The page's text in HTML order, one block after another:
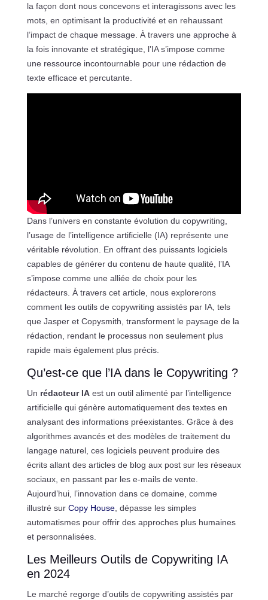
la façon dont nous concevons et interagissons avec les
mots, en optimisant la productivité et en rehaussant
l’impact de chaque message. À travers une approche à
la fois innovante et stratégique, l’IA s’impose comme
une ressource incontournable pour une rédaction de
texte efficace et percutante.
Dans l’univers en constante évolution du copywriting,
l’usage de l’intelligence artificielle (IA) représente une
véritable révolution. En offrant des puissants logiciels
capables de générer du contenu de haute qualité, l’IA
s’impose comme une alliée de choix pour les
rédacteurs. À travers cet article, nous explorerons
comment les outils de copywriting assistés par IA, tels
que Jasper et Copysmith, transforment le paysage de la
rédaction, rendant le processus non seulement plus
rapide mais également plus précis.
Qu’est-ce que l’IA dans le Copywriting ?
Un rédacteur IAest un outil alimenté par l’intelligence
artificielle qui génère automatiquement des textes en
analysant des informations préexistantes. Grâce à des
algorithmes avancés et des modèles de traitement du
langage naturel, ces logiciels peuvent produire des
écrits allant des articles de blog aux post sur les réseaux
sociaux, en passant par les e-mails de vente.
Aujourd’hui, l’innovation dans ce domaine, comme
illustré sur Copy House, dépasse les simples
automatismes pour offrir des approches plus humaines
et personnalisées.
Les Meilleurs Outils de Copywriting IA
en 2024
Le marché regorge d’outils de copywriting assistés par